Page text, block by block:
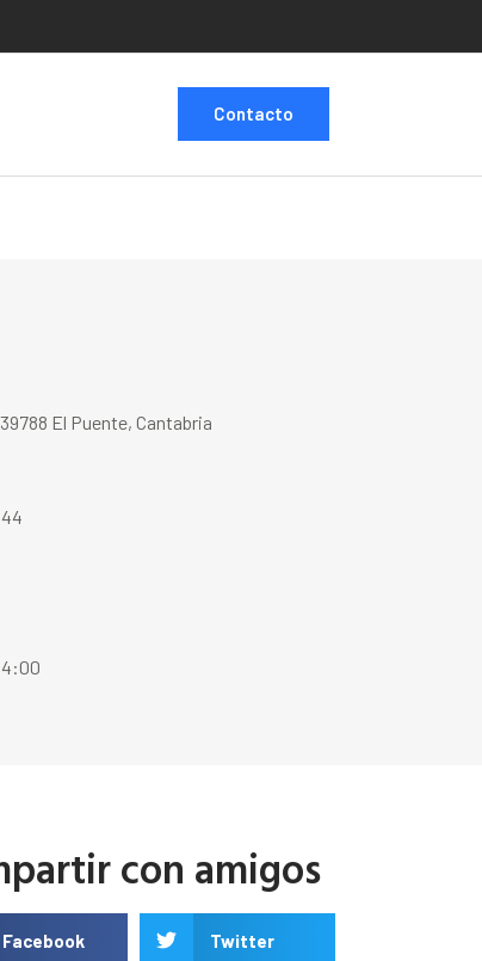
Contacto
39788 El Puente, Cantabria
con amigos
Facebook Twitter